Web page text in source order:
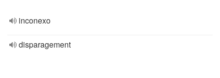
inconexo
disparagement